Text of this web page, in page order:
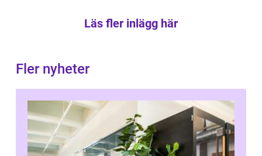
Läs fler inlägg här
Fler nyheter